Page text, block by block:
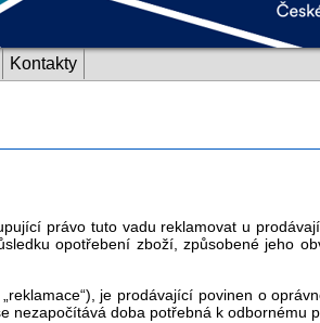
Kontakty
právo tuto vadu reklamovat u
opotřebení zboží, způsobené jeho
je prodávající povinen o
nezapočítává doba potřebná k odbornému